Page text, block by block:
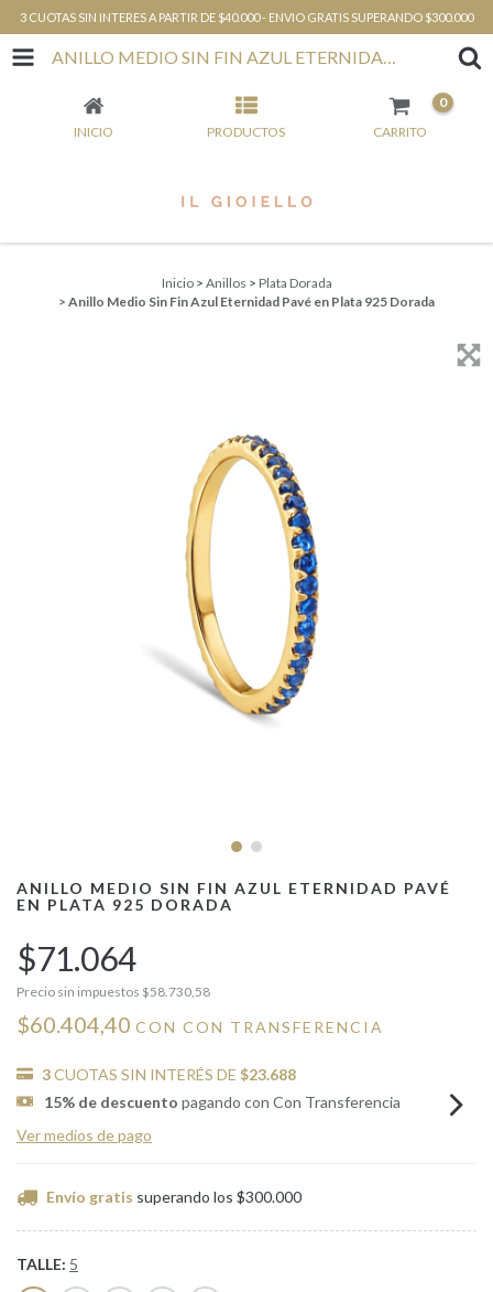
3 CUOTAS SIN INTERES A PARTIR DE $40.000 - ENVIO GRATIS SUPERANDO $300.000
ANILLO MEDIO SIN FIN AZUL ETERNIDAD PAVÉ EN PLATA 925 DORADA
INICIO PRODUCTOS CARRITO
0
Inicio > Anillos > Plata Dorada
> Anillo Medio Sin Fin Azul Eternidad Pavé en Plata 925 Dorada
ANILLO MEDIO SIN FIN AZUL ETERNIDAD PAVÉ
EN PLATA 925 DORADA
$71.064
Precio sin impuestos $58.730,58
$60.404,40 CON CON TRANSFERENCIA
3CUOTAS SIN INTERÉS DE $23.688
15% de descuento pagando con Con Transferencia
Ver medios de pago
Envío gratis superando los $300.000
TALLE: 5